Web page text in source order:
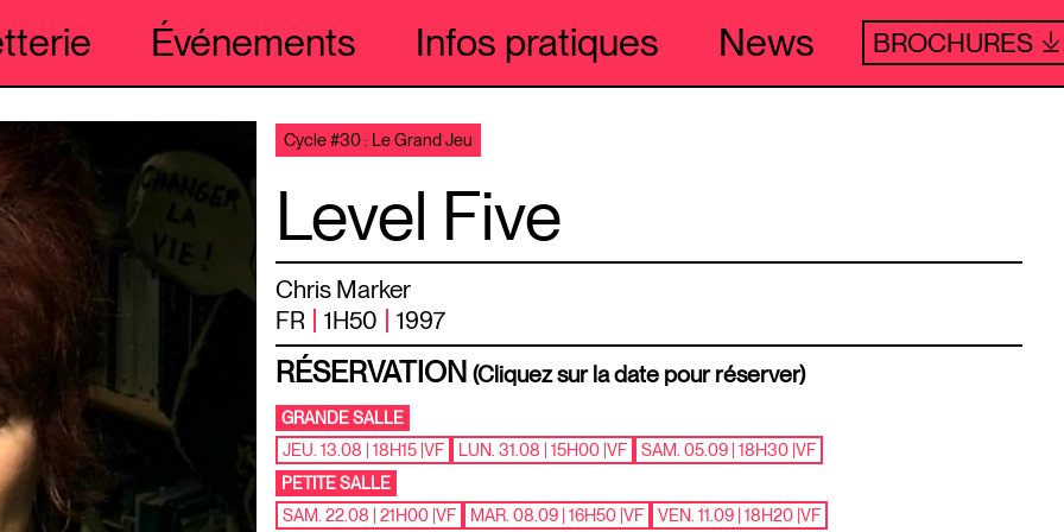
Événements Infos pratiques News BROCHURES
Level Five
Chris Marker
FR 1H50 1997
Cycle #30 : Le Grand Jeu
RÉSERVATION (Cliquez sur la date pour réserver)
GRANDE SALLE
JEU. 13.08 | 18H15 |VF LUN. 31.08 | 15H00 |VF SAM. 05.09 | 18H30 |VF
PETITE SALLE
SAM. 22.08 | 21H00 |VF MAR. 08.09 | 16H50 |VF VEN. 11.09 | 18H20 |VF